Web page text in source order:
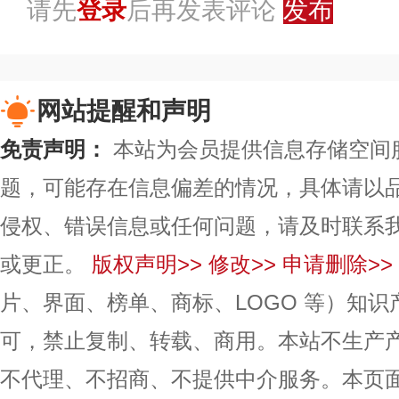
请先登录后再发表评论 发布
网站提醒和声明
免责声明： 本站为会员提供信息存储空
题，可能存在信息偏差的情况，具体请以
侵权、错误信息或任何问题，请及时联系
或更正。
版权声明>> 修改>> 申请删除>>
片、界面、榜单、商标、LOGO 等）知
可，禁止复制、转载、商用。本站不生产
不代理、不招商、不提供中介服务。本页